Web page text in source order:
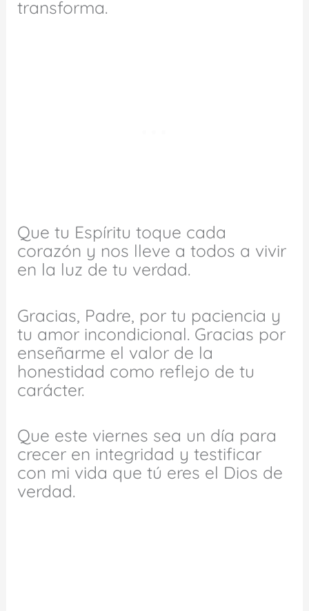
transforma.
Que tu Espíritu toque cada
corazón y nos lleve a todos a vivir
en la luz de tu verdad.
Gracias, Padre, por tu paciencia y
tu amor incondicional. Gracias por
enseñarme el valor de la
honestidad como reflejo de tu
carácter.
Que este viernes sea un día para
crecer en integridad y testificar
con mi vida que tú eres el Dios de
verdad.